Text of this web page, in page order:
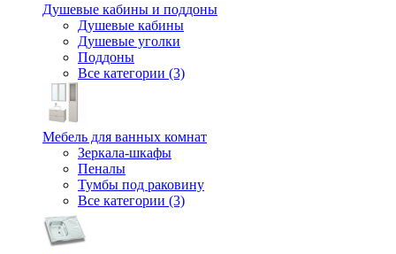
Душевые кабины и поддоны
Душевые кабины
Душевые уголки
Поддоны
Все категории (3)
Мебель для ванных комнат
Зеркала-шкафы
Пеналы
Тумбы под раковину
Все категории (3)